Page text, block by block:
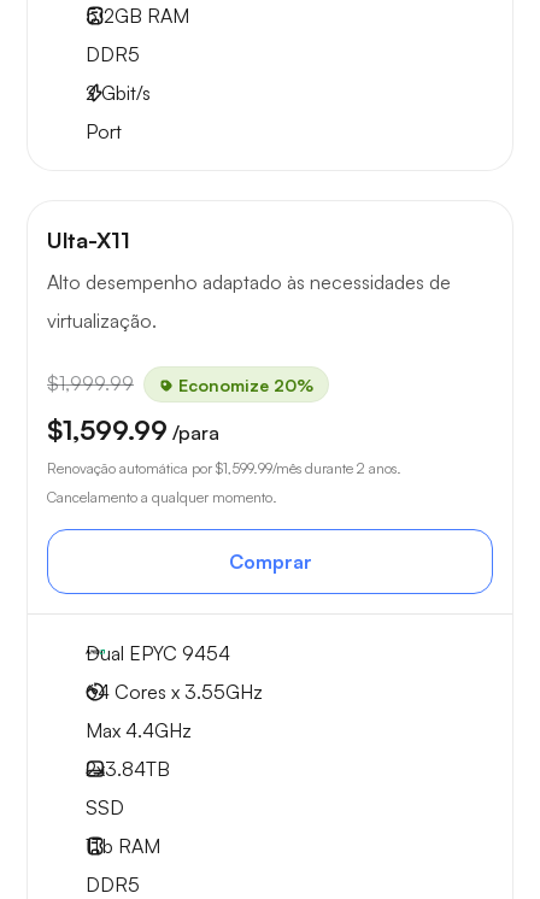
512GB RAM
DDR5
2Gbit/s
Port
Ulta-X11
Alto desempenho adaptado às necessidades de
virtualização.
$1,999.99 Economize 20%
$1,599.99 /para
Renovação automática por $1,599.99/mês durante 2 anos.
Cancelamento a qualquer momento.
Comprar
Dual EPYC 9454
64 Cores x 3.55GHz
Max 4.4GHz
2x3.84TB
SSD
1Tb RAM
DDR5